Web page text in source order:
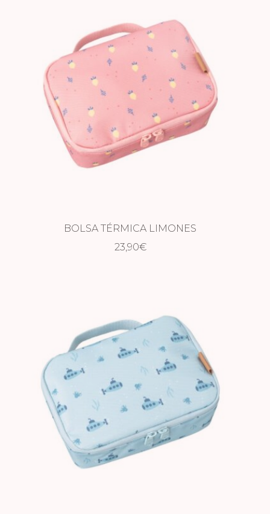
BOLSA TÉRMICA LIMONES
23,90€